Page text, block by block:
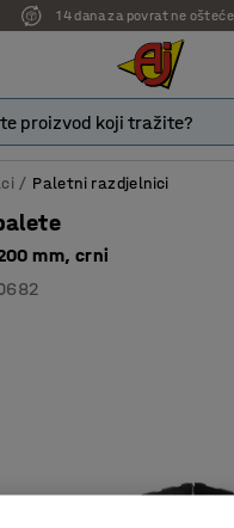
14 dana za povrat ne
Paletni razdjelnici
mm, crni